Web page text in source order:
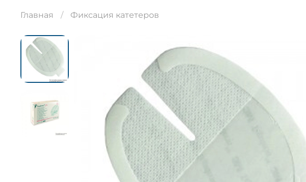
Главная Фиксация катетеров